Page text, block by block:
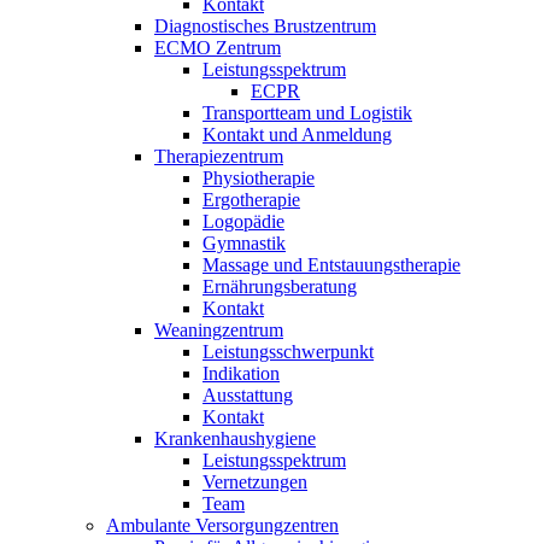
Kontakt
Diagnostisches Brustzentrum
ECMO Zentrum
Leistungsspektrum
ECPR
Transportteam und Logistik
Kontakt und Anmeldung
Therapiezentrum
Physiotherapie
Ergotherapie
Logopädie
Gymnastik
Massage und Entstauungstherapie
Ernährungsberatung
Kontakt
Weaningzentrum
Leistungsschwerpunkt
Indikation
Ausstattung
Kontakt
Krankenhaushygiene
Leistungsspektrum
Vernetzungen
Team
Ambulante Versorgungzentren